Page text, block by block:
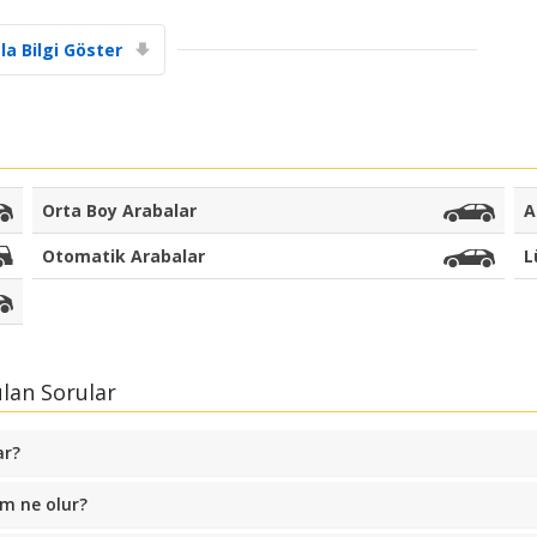
Büyük tasarruflar
Özel iş ortağı tekliflerine erişim sağlayın
Bilgi Göster
Orta Boy Arabalar
Otomatik Arabalar
Sorular
ne olur?